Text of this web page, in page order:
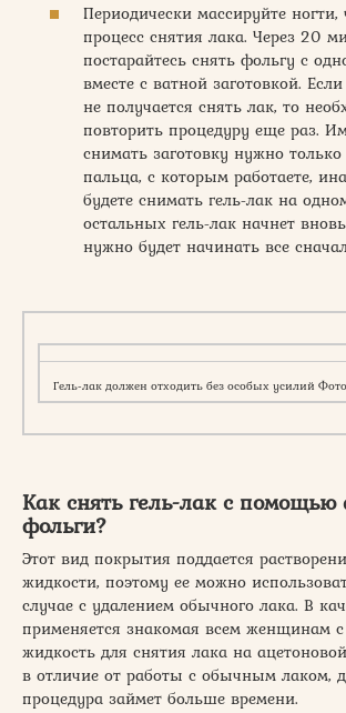
Периодически массируйте
процесс снятия лака. Через 20
постарайтесь снять фольгу с
вместе с ватной заготовкой.
не получается снять лак, то
повторить процедуру еще раз.
снимать заготовку нужно только
пальца, с которым работаете,
будете снимать гель-лак на
остальных гель-лак начнет
нужно будет начинать все
Гель-лак должен отходить без особых усилий
Как снять гель-лак с помощью
фольги?
Этот вид покрытия поддается
жидкости, поэтому ее можно
случае с удалением обычного лака. В
применяется знакомая всем женщинам
жидкость для снятия лака на
в отличие от работы с обычным лаком,
процедура займет больше времени.